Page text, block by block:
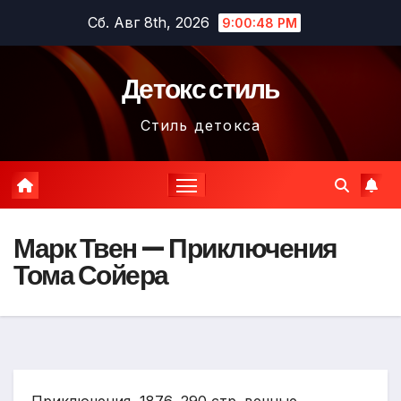
содержимому
Сб. Авг 8th, 2026 9:00:49 PM
Детокс стиль
Стиль детокса
Марк Твен — Приключения
Тома Сойера